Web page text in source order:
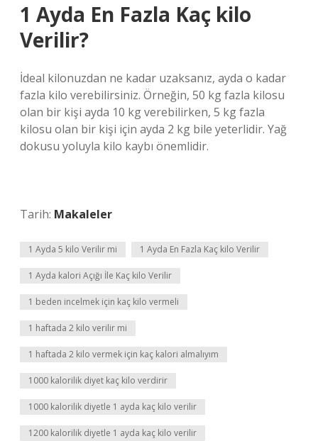
1 Ayda En Fazla Kaç kilo
Verilir?
İdeal kilonuzdan ne kadar uzaksanız, ayda o kadar
fazla kilo verebilirsiniz. Örneğin, 50 kg fazla kilosu
olan bir kişi ayda 10 kg verebilirken, 5 kg fazla
kilosu olan bir kişi için ayda 2 kg bile yeterlidir. Yağ
dokusu yoluyla kilo kaybı önemlidir.
Tarih: Makaleler
1 Ayda 5 kilo Verilir mi 1 Ayda En Fazla Kaç kilo Verilir
1 Ayda kalori Açığı İle Kaç kilo Verilir
1 beden incelmek için kaç kilo vermeli
1 haftada 2 kilo verilir mi
1 haftada 2 kilo vermek için kaç kalori almalıyım
1000 kalorilik diyet kaç kilo verdirir
1000 kalorilik diyetle 1 ayda kaç kilo verilir
1200 kalorilik diyetle 1 ayda kaç kilo verilir